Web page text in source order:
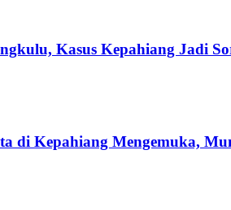
Kasus Kepahiang Jadi
di Kepahiang Mengemuka,